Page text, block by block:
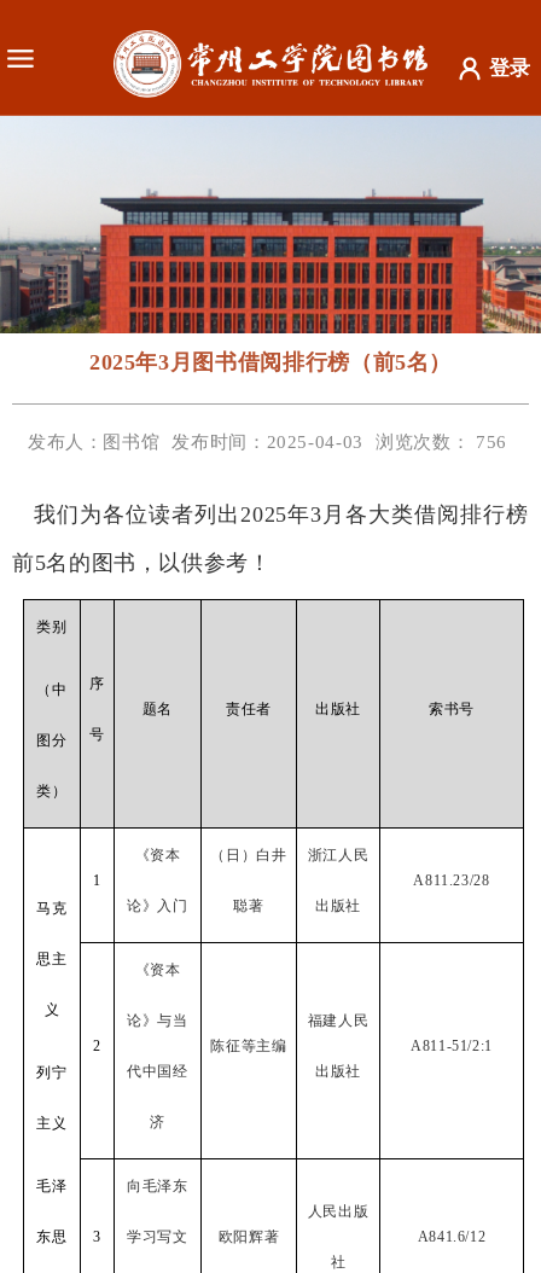
登录
2025年3月图书借阅排行榜（前5名）
发布人：图书馆 发布时间：2025-04-03 浏览次数： 756
我们为各位读者列出2025年3 月各大类借阅排行榜
前5名的图书，以供参考！
类别
（中
图分
类）
序
号
题名 责任者 出版社 索书号
马克
思主
义
列宁
主义
毛泽
东思
1
《资本
论》入门
（日）白井
聪著
浙江人民
出版社
A811.23/28
2
《资本
论》与当
代中国经
济
陈征等主编
福建人民
出版社
A811-51/2:1
3
向毛泽东
学习写文 欧阳辉著
人民出版
社
A841.6/12